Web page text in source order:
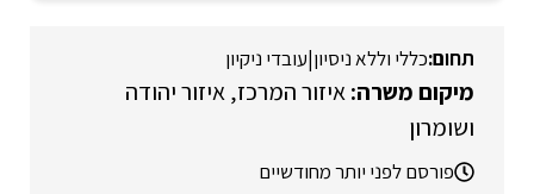
כללי וללא ניסיון|עובדי ניקיון
איזור המרכז איזור יהודה
ושומרון
פורסם לפני יותר מחודשיים